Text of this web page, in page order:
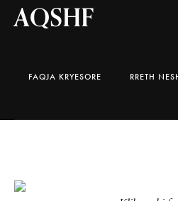
AQSHF
FAQJA KRYESORE RRETH